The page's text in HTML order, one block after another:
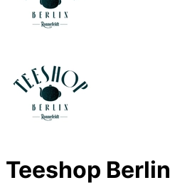
Teeshop Berlin